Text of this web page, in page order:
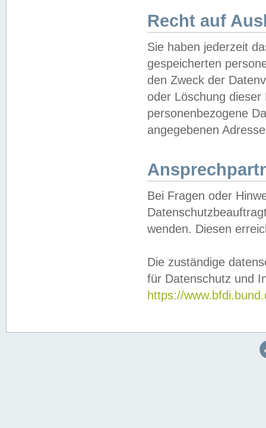
Recht auf
Sie haben jederzeit
gespeicherten
den Zweck der
oder Löschung
personenbezogene
angegebenen
Bei Fragen oder
wenden. Diesen
Die zuständige
für Datenschutz und
https://